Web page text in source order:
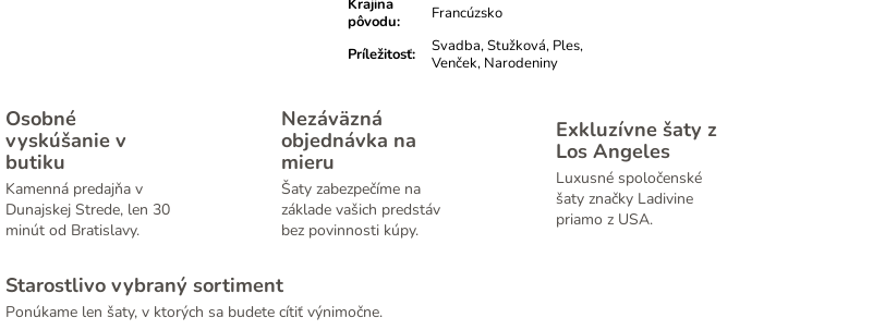
Krajina
pôvodu: Francúzsko
Príležitosť:
Svadba, Stužková, Ples,
Venček, Narodeniny
Osobné
vyskúšanie v
butiku
Kamenná predajňa v
Dunajskej Strede, len 30
minút od Bratislavy.
Nezáväzná
objednávka na
mieru
Šaty zabezpečíme na
základe vašich predstáv
bez povinnosti kúpy.
Exkluzívne šaty z
Los Angeles
Luxusné spoločenské
šaty značky Ladivine
priamo z USA.
Starostlivo vybraný sortiment
Ponúkame len šaty, v ktorých sa budete cítiť výnimočne.